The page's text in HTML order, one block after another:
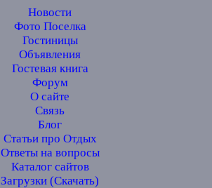
Новости
Фото Поселка
Гостиницы
Объявления
Гостевая книга
Форум
О сайте
Связь
Блог
Статьи про Отдых
Ответы на вопросы
Каталог сайтов
Загрузки (Скачать)